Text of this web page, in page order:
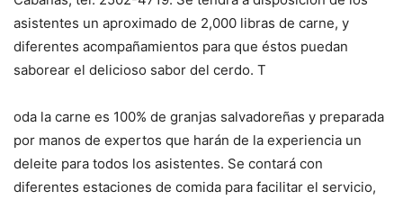
asistentes un aproximado de 2,000 libras de carne, y
diferentes acompañamientos para que éstos puedan
saborear el delicioso sabor del cerdo. T
oda la carne es 100% de granjas salvadoreñas y preparada
por manos de expertos que harán de la experiencia un
deleite para todos los asistentes. Se contará con
diferentes estaciones de comida para facilitar el servicio,